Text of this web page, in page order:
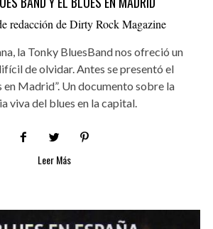
redacción de Dirty Rock Magazine
la Tonky BluesBand nos ofreció un
de olvidar. Antes se presentó el
en Madrid”. Un documento sobre la
viva del blues en la capital.
Leer Más